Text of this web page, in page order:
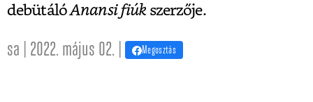
debütálóAnansi fiúkszerzője.
sa | 2022. május 02. | Megosztás